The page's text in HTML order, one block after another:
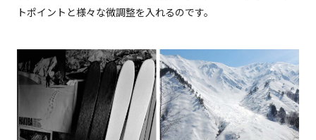
トポイントと様々な微調整を入れるのです。